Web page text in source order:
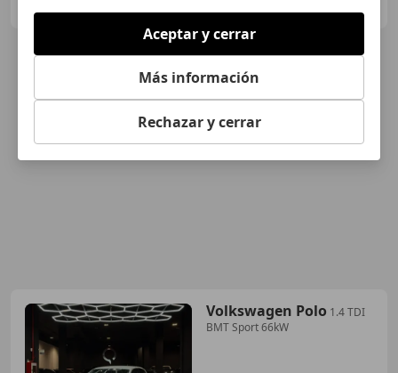
Volkswagen Polo 1.4 TDI
BMT Sport 66kW
Aceptar y cerrar
Más información
Rechazar y cerrar